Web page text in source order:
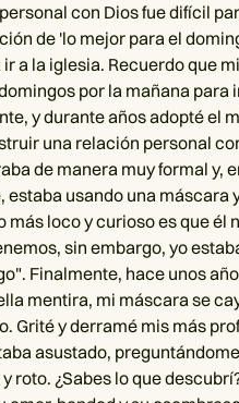
con Dios fue difícil
de 'lo mejor para el
a la iglesia. Recuerdo que
por la mañana para
y durante años adopté el
una relación personal
de manera muy formal y,
estaba usando una máscara
más loco y curioso es que él
sin embargo, yo
Finalmente, hace unos
mentira, mi máscara se
Grité y derramé mis más
asustado,
roto. ¿Sabes lo que